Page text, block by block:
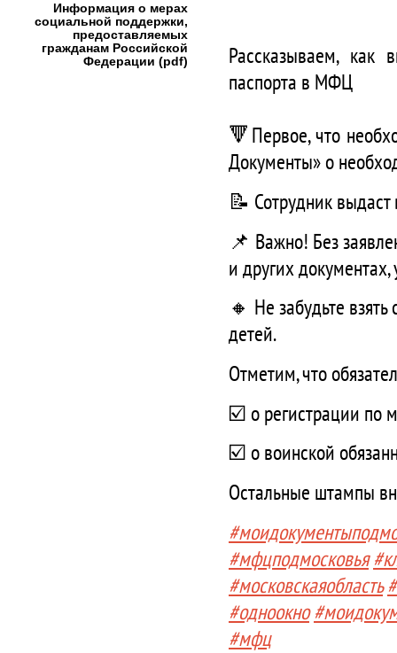
Рассказываем,
паспорта в МФЦ
🔻Первое, что
Документы» о
📝 Сотрудник
📌 Важно! Без
и других
🔸 Не забудьте
детей.
Отметим, что
☑️ о регистрации по
☑️ о воинской
Остальные штампы
#мфцподмосковья
#московскаяобласть
#одноокно
#мфц
Информация о мерах
социальной поддержки,
предоставляемых
гражданам Российской
Федерации (pdf)